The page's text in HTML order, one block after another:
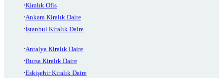
Kiralık Ofis
Ankara Kiralık Daire
İstanbul Kiralık Daire
Antalya Kiralık Daire
Bursa Kiralık Daire
Eskişehir Kiralık Daire